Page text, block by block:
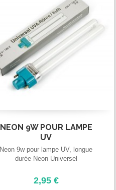
NEON 9W POUR LAMPE
UV
Neon 9w pour lampe UV, longue
durée Neon Universel
2,95 €